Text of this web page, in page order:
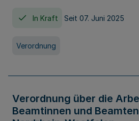
In Kraft Seit 07. Juni 2025
Verordnung
Verordnung über die
Beamtinnen und